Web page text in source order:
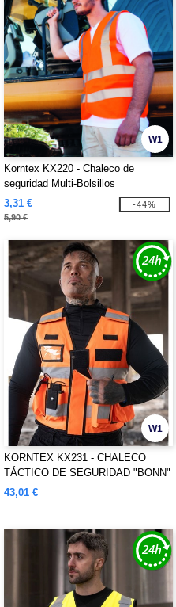
W1
Korntex KX220 - Chaleco de
seguridad Multi-Bolsillos
3,31 €
5,90 €
-44%
W1
KORNTEX KX231 - CHALECO
TÁCTICO DE SEGURIDAD "BONN"
43,01 €